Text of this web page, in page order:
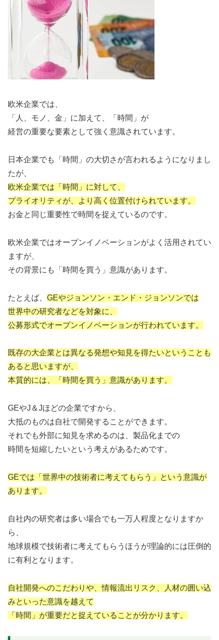
欧米企業では、
「人、モノ、金」に加えて、「時間」が
経営の重要な要素として強く意識されています。
日本企業でも「時間」の大切さが言われるようになりまし
たが、
欧米企業では「時間」に対して、
プライオリティが、より高く位置付けられています。
お金と同じ重要性で時間を捉えているのです。
欧米企業ではオープンイノベーションがよく活用されてい
ますが、
その背景にも「時間を買う」意識があります。
たとえば、 GEやジョンソン・エンド・ジョンソンでは
世界中の研究者などを対象に、
公募形式でオープンイノベーションが行われています。
既存の大企業とは異なる発想や知見を得たいということも
あると思いますが、
本質的には、「時間を買う」意識があります。
GEやJ＆Jほどの企業ですから、
大抵のものは自社で開発することができます。
それでも外部に知見を求めるのは、製品化までの
時間を短縮したいという考えがあるためです。
GEでは「世界中の技術者に考えてもらう」という意識が
あります。
自社内の研究者は多い場合でも一万人程度となりますか
ら、
地球規模で技術者に考えてもらうほうが理論的には圧倒的
に有利となります。
自社開発へのこだわりや、情報流出リスク、人材の囲い込
みといった意識を越えて
「時間」が重要だと捉えていることが分かります。